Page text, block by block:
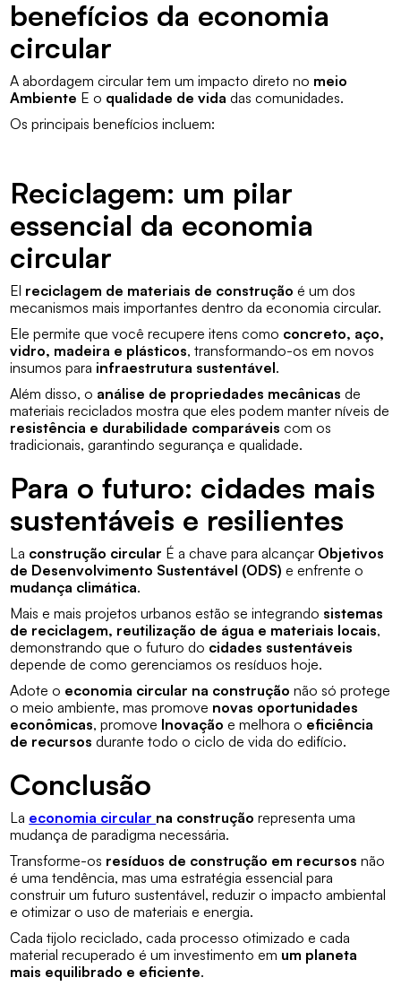
benefícios da economia
circular
A abordagem circular tem um impacto direto no meio
Ambiente E o qualidade de vida das comunidades.
Os principais benefícios incluem:
Reciclagem: um pilar
essencial da economia
circular
El reciclagem de materiais de construção é um dos
mecanismos mais importantes dentro da economia circular.
Ele permite que você recupere itens como concreto, aço,
vidro, madeira e plásticos, transformando-os em novos
insumos para infraestrutura sustentável.
Além disso, o análise de propriedades mecânicas de
materiais reciclados mostra que eles podem manter níveis de
resistência e durabilidade comparáveis com os
tradicionais, garantindo segurança e qualidade.
Para o futuro: cidades mais
sustentáveis e resilientes
La construção circular É a chave para alcançar Objetivos
de Desenvolvimento Sustentável (ODS) e enfrente o
mudança climática.
Mais e mais projetos urbanos estão se integrando sistemas
de reciclagem, reutilização de água e materiais locais,
demonstrando que o futuro do cidades sustentáveis
depende de como gerenciamos os resíduos hoje.
Adote o economia circular na construção não só protege
o meio ambiente, mas promove novas oportunidades
econômicas, promove Inovação e melhora o eficiência
de recursos durante todo o ciclo de vida do edifício.
Conclusão
La economia circular na construção representa uma
mudança de paradigma necessária.
Transforme-os resíduos de construção em recursos não
é uma tendência, mas uma estratégia essencial para
construir um futuro sustentável, reduzir o impacto ambiental
e otimizar o uso de materiais e energia.
Cada tijolo reciclado, cada processo otimizado e cada
material recuperado é um investimento em um planeta
mais equilibrado e eficiente.